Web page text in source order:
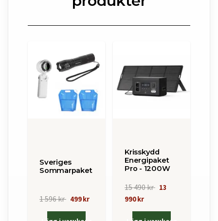
Sveriges
Sommarpaket
1 596 kr 499 kr
Krisskydd
Energipaket
Pro - 1200W
15 490 kr 13
990 kr